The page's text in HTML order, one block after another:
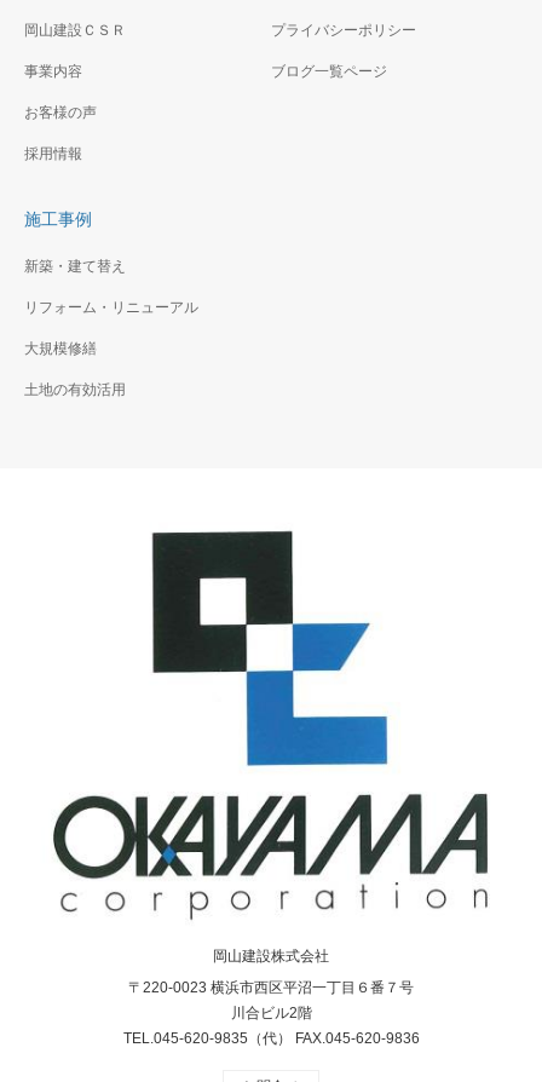
岡山建設ＣＳＲ
事業内容
お客様の声
採用情報
プライバシーポリシー
ブログ一覧ページ
施工事例
新築・建て替え
リフォーム・リニューアル
大規模修繕
土地の有効活用
岡山建設株式会社
〒220-0023 横浜市西区平沼一丁目６番７号
川合ビル2階
TEL.045-620-9835（代） FAX.045-620-9836